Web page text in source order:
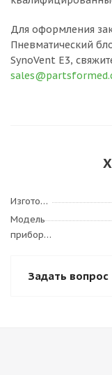
Для оформления
Пневматический
SynoVent E3,
Изготовитель
Модель
прибора
Задать вопрос